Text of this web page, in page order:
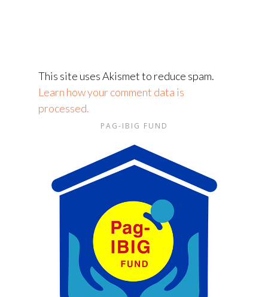
This site uses Akismet to reduce spam.
Learn how your comment data is
processed.
PAG-IBIG FUND